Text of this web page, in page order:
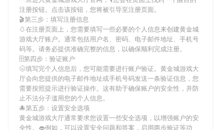
注册按钮。点击该按钮，您将被引导至注册页面。
🎬第三步：填写注册信息
🥚在注册页面上，您需要填写一些必要的个人信息来创建黄金城
游戏大厅账户。通常包括用户名、密码、电子邮件地址、手机号
码等。请务必提供准确完整的信息，以确保顺利完成注册。
🗄第四步：验证账户
🌝填写完个人信息后，您可能需要进行账户验证。 黄金城游戏大
厅会向您提供的电子邮件地址或手机号码发送一条验证信息，您
需要按照提示进行验证操作。这有助于确保账户的安全性，并防
止不法分子滥用您的个人信息。
🐙第五步：设置安全选项
黄金城游戏大厅通常要求您设置一些安全选项，以增强账户的安
全性。👄例如，可以设置安全问题和答案，启用两步验证等功